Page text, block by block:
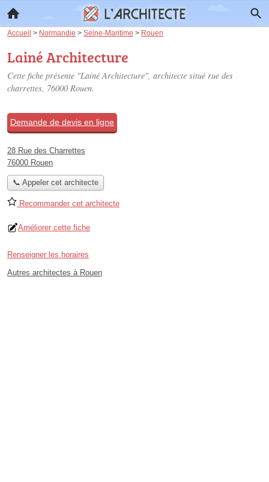
Accueil > Normandie > Seine-Maritime > Rouen
Lainé Architecture
Cette fiche présente "Lainé Architecture", architecte situé rue des
charrettes, 76000 Rouen.
Demande de devis en ligne
28 Rue des Charrettes
76000 Rouen
📞 Appeler cet architecte
Recommander cet architecte
Améliorer cette fiche
Renseigner les horaires
Autres architectes à Rouen